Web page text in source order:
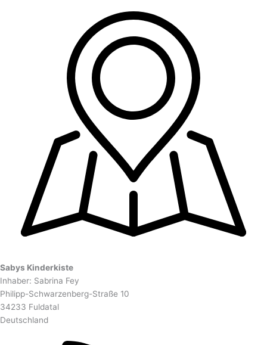
Sabys Kinderkiste
Inhaber: Sabrina Fey
Philipp-Schwarzenberg-Straße 10
34233 Fuldatal
Deutschland